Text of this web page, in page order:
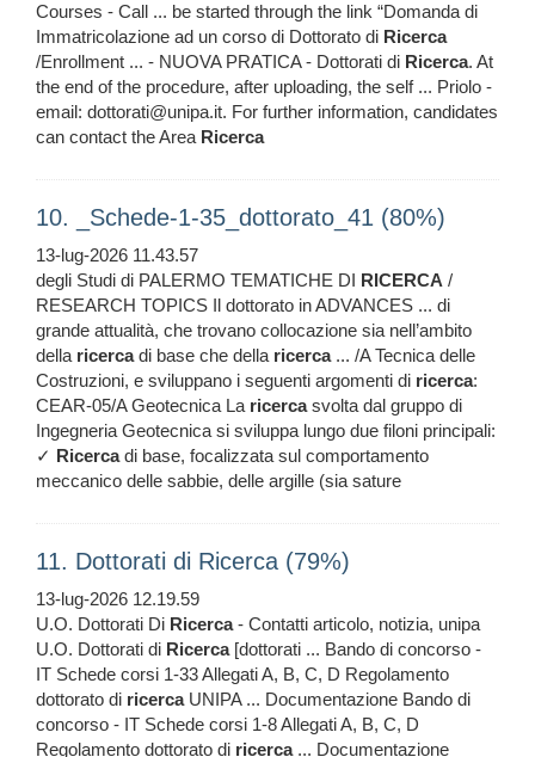
Courses - Call ... be started through the link “Domanda di
Immatricolazione ad un corso di Dottorato di Ricerca
/Enrollment ... - NUOVA PRATICA - Dottorati di Ricerca. At
the end of the procedure, after uploading, the self ... Priolo -
email: dottorati@unipa.it. For further information, candidates
can contact the Area Ricerca
10. _Schede-1-35_dottorato_41 (80%)
13-lug-2026 11.43.57
degli Studi di PALERMO TEMATICHE DI RICERCA /
RESEARCH TOPICS Il dottorato in ADVANCES ... di
grande attualità, che trovano collocazione sia nell’ambito
della ricercadi base che della ricerca... /A Tecnica delle
Costruzioni, e sviluppano i seguenti argomenti di ricerca:
CEAR-05/A Geotecnica La ricercasvolta dal gruppo di
Ingegneria Geotecnica si sviluppa lungo due filoni principali:
✓ Ricercadi base, focalizzata sul comportamento
meccanico delle sabbie, delle argille (sia sature
11. Dottorati di Ricerca (79%)
13-lug-2026 12.19.59
U.O. Dottorati Di Ricerca- Contatti articolo, notizia, unipa
U.O. Dottorati di Ricerca[dottorati ... Bando di concorso -
IT Schede corsi 1-33 Allegati A, B, C, D Regolamento
dottorato di ricercaUNIPA ... Documentazione Bando di
concorso - IT Schede corsi 1-8 Allegati A, B, C, D
Regolamento dottorato di ricerca... Documentazione